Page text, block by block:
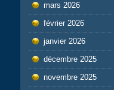
mars 2026
février 2026
janvier 2026
décembre 2025
novembre 2025